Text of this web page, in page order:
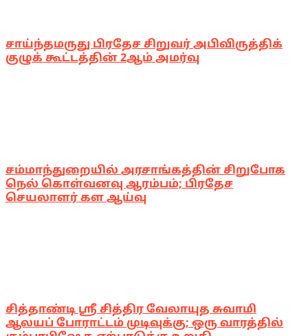
சாய்ந்தமருது பிரதேச சிறுவர் அபிவிருத்திக்
குழுக் கூட்டத்தின் 2ஆம் அமர்வு
சம்மாந்துறையில் அரசாங்கத்தின் சிறுபோக
நெல் கொள்வனவு ஆரம்பம்; பிரதேச
செயலாளர் கள ஆய்வு
சித்தாண்டி ஸ்ரீ சித்திர வேலாயுத சுவாமி
ஆலயப் போராட்டம் முடிவுக்கு; ஒரு வாரத்தில்